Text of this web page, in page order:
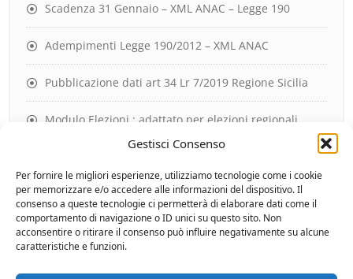
Gestisci Consenso
Per fornire le migliori esperienze, utilizziamo tecnologie come i cookie
per memorizzare e/o accedere alle informazioni del dispositivo. Il
consenso a queste tecnologie ci permetterà di elaborare dati come il
comportamento di navigazione o ID unici su questo sito. Non
acconsentire o ritirare il consenso può influire negativamente su alcune
caratteristiche e funzioni.
Scadenza 31 Gennaio – XML ANAC – Legge 190
Adempimenti Legge 190/2012 – XML ANAC
Pubblicazione dati art 34 Lr 7/2019 Regione Sicilia
Modulo Elezioni : adattato per elezioni regionali
Elezioni Amministrative -Software Elezioni
Trasparenti e Visualizzazione risultati in Tempo Reale
Controllo ANAC XML – Anno 2022 – ESITO SUCCESSO